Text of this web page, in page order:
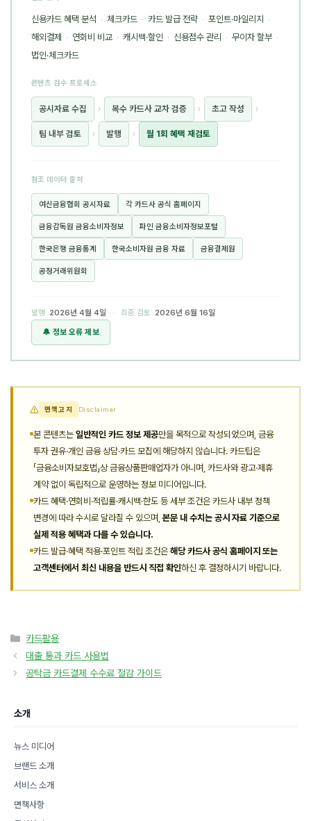
신용카드 혜택 분석 · 체크카드 · 카드 발급 전략 · 포인트·마일리지 ·
해외결제 · 연회비 비교 · 캐시백·할인 · 신용점수 관리 · 무이자 할부 ·
법인·체크카드
콘텐츠 검수 프로세스
공시자료 수집 › 복수 카드사 교차 검증 › 초고 작성 ›
팀 내부 검토 › 발행 › 월 1회 혜택 재검토
참조 데이터 출처
여신금융협회 공시자료 각 카드사 공식 홈페이지
금융감독원 금융소비자정보 파인 금융소비자정보포털
한국은행 금융통계 한국소비자원 금융 자료 금융결제원
공정거래위원회
발행 2026년 4월 4일 · 최종 검토
2026년 6월 16일
🔔 정보 오류 제보
면책고지 Disclaimer
본 콘텐츠는 일반적인 카드 정보 제공만을 목적으로 작성되었으며, 금융
투자 권유·개인 금융 상담·카드 모집에 해당하지 않습니다. 카드팁은
「금융소비자보호법」상 금융상품판매업자가 아니며, 카드사와 광고·제휴
계약 없이 독립적으로 운영하는 정보 미디어입니다.
카드 혜택·연회비·적립률·캐시백·한도 등 세부 조건은 카드사 내부 정책
변경에 따라 수시로 달라질 수 있으며,본문 내 수치는 공시 자료 기준으로
실제 적용 혜택과 다를 수 있습니다.
카드 발급·혜택 적용·포인트 적립 조건은 해당 카드사 공식 홈페이지 또는
고객센터에서 최신 내용을 반드시 직접 확인하신 후 결정하시기 바랍니다.
카
테
리
카드활용
대출 통과 카드 사용법
공탁금 카드결제 수수료 절감 가이드
소개
뉴스 미디어
브랜드 소개
서비스 소개
면책사항